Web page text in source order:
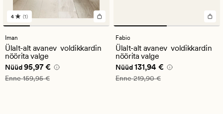
1
arvustust
keskmise
hinnanguga
4
4 (1)
Iman
Ülalt-alt avanev voldikkardin
nöörita valge
Nåværende pris_ee
Nüüd95,97 €
Vanlig pris_ee 159,95 €
Enne159,95 €
Fabio
Ülalt-alt avanev voldikkardin
nöörita valge
Nåværende pris_ee
Nüüd131,94 €
Vanlig pris_ee 219,90 €
Enne219,90 €